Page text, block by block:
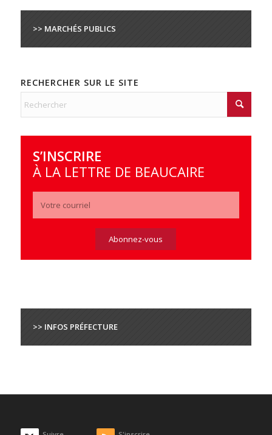
>> MARCHÉS PUBLICS
RECHERCHER SUR LE SITE
S’INSCRIRE
À LA LETTRE DE BEAUCAIRE
>> INFOS PRÉFECTURE